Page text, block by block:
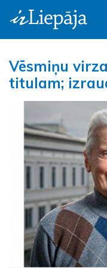
Vēsmiņu
titulam;